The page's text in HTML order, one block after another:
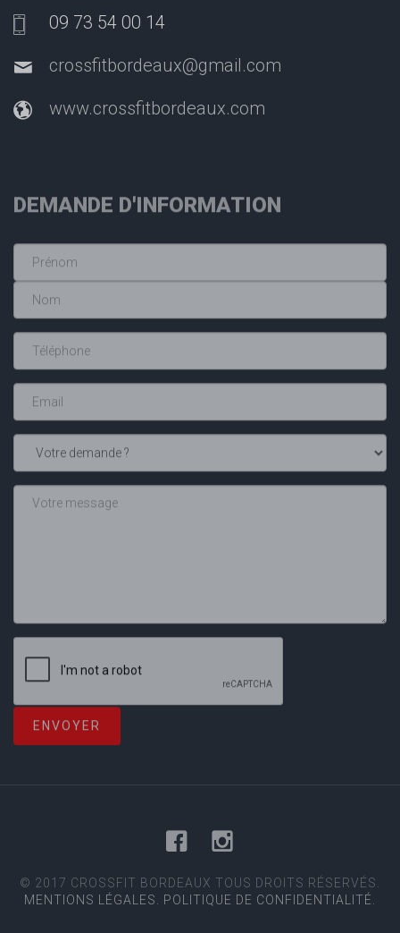
09 73 54 00 14
crossfitbordeaux@gmail.com
www.crossfitbordeaux.com
© 2017 CROSSFIT BORDEAUX TOUS DROITS RÉSERVÉS.
MENTIONS LÉGALES.
POLITIQUE DE CONFIDENTIALITÉ.